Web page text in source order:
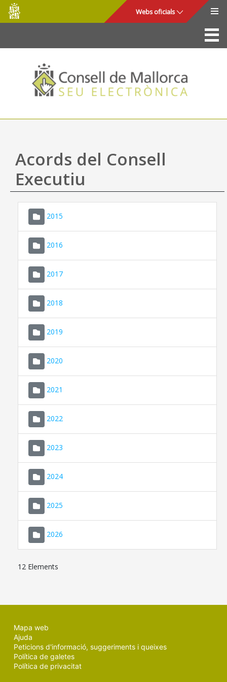
Salta al contingut principal
Consell
de
Mallorca
Webs oficials
La Seu
Consell de Mallorca
Accés i seguretat
Utilitats
Ajuda
Acords del Consell
Executiu
2015
2016
2017
2018
2019
2020
2021
2022
2023
2024
2025
2026
12 Elements
Mapa web
Ajuda
Peticions d'informació, suggeriments i queixes
Política de galetes
Política de privacitat